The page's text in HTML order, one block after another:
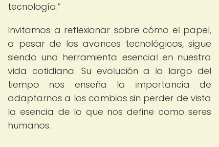
tecnología.
Invitamos a reflexionar sobre cómo el papel,
a pesar de los avances tecnológicos, sigue
siendo una herramienta esencial en nuestra
vida cotidiana. Su evolución a lo largo del
tiempo nos enseña la importancia de
adaptarnos a los cambios sin perder de vista
la esencia de lo que nos define como seres
humanos.